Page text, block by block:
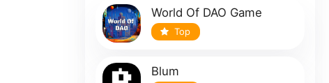
World Of DAO Game
Top
Blum